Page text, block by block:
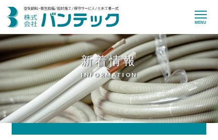
MENU
新着情報
INFORMATION